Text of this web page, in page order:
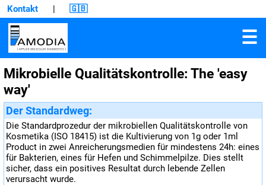
Kontakt | 🇬🇧
☰
Mikrobielle Qualitätskontrolle: The 'easy
way'
Der Standardweg:
Die Standardprozedur der mikrobiellen Qualitätskontrolle von
Kosmetika (ISO 18415) ist die Kultivierung von 1g oder 1ml
Product in zwei Anreicherungsmedien für mindestens 24h: eines
für Bakterien, eines für Hefen und Schimmelpilze. Dies stellt
sicher, dass ein positives Resultat durch lebende Zellen
verursacht wurde.